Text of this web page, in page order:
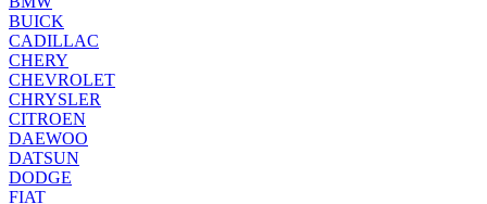
BUICK
CADILLAC
CHERY
CHEVROLET
CHRYSLER
CITROEN
DAEWOO
DATSUN
DODGE
FIAT